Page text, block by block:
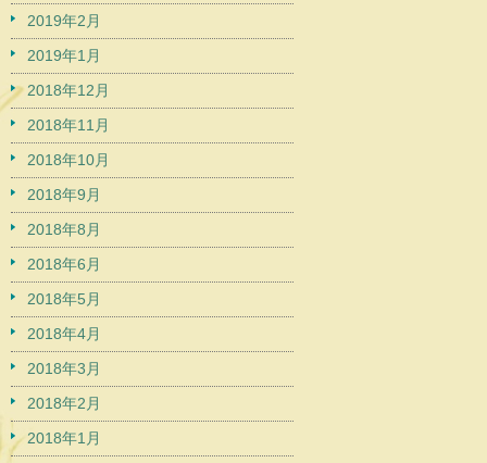
2019年2月
2019年1月
2018年12月
2018年11月
2018年10月
2018年9月
2018年8月
2018年6月
2018年5月
2018年4月
2018年3月
2018年2月
2018年1月